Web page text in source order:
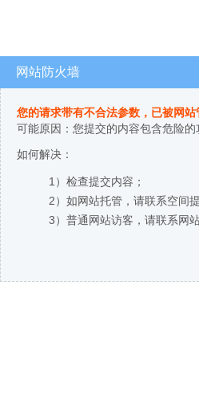
网站防火墙
您的请求带有不合法参数，已被网站
可能原因：您提交的内容包含危险的
如何解决：
1）检查提交内容；
2）如网站托管，请联系空间
3）普通网站访客，请联系网